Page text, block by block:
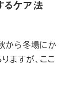
るケア法
から冬場にか
ますが、ここ